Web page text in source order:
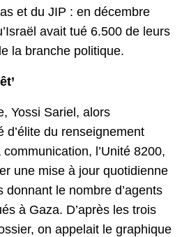
et du JIP : en décembre
avait tué 6.500 de leurs
la branche politique.
Yossi Sariel, alors
d’élite du renseignement
l’Unité 8200,
une mise à jour quotidienne
le nombre d’agents
à Gaza. D’après les trois
on appelait le graphique